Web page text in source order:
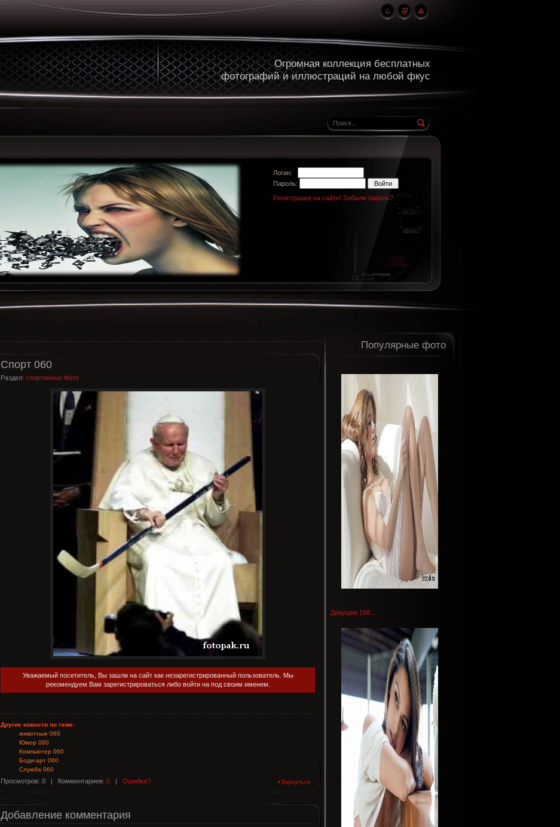
Огромная коллекция бесплатных
фотографий и иллюстраций на любой фкус
Логин:
Пароль:
Регистрация на сайте! Забыли пароль?
Спорт 060
Раздел: спортивные Фото
Уважаемый посетитель, Вы зашли на сайт как незарегистрированный пользователь. Мы
рекомендуем Вам зарегистрироваться либо войти на под своим именем.
Другие новости по теме:
животные 060
Юмор 060
Компьютер 060
Боди-арт 060
Служба 060
Просмотров: 0 | Комментариев: 0 | Ошибка?
Добавление комментария
Популярные фото
Девушки 158...